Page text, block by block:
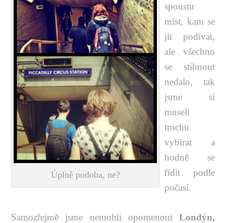
Úplně podoba, ne?
spoustu
míst, kam se
jít podívat,
ale všechno
se stihnout
nedalo, tak
jsme si
museli
trochu
vybírat a
hodně se
řídit podle
počasí.
Samozřejmě jsme nemohli opomenout Londýn,